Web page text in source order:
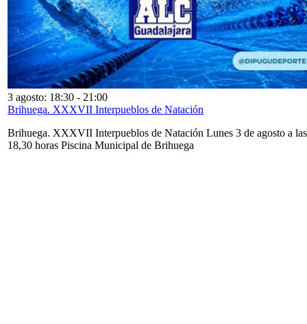
3 agosto: 18:30 - 21:00
Brihuega. XXXVII Interpueblos de Natación
Brihuega. XXXVII Interpueblos de Natación Lunes 3 de agosto a las
18,30 horas Piscina Municipal de Brihuega